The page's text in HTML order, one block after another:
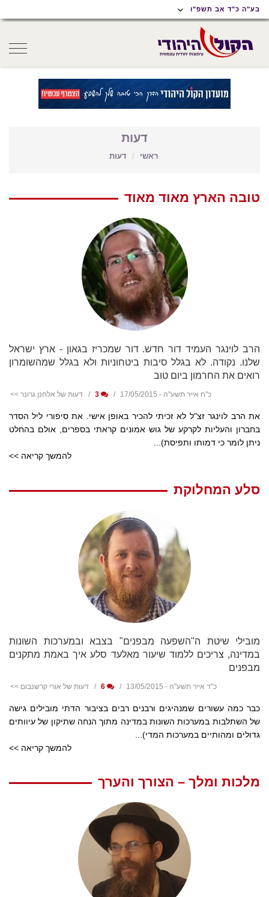
תפריט
נגישות
תפריט
ראשי
תוכן
ראשי
בע"ה כ"ד אב תשפ"ו
דעות
ראשי דעות
טובה הארץ מאוד מאוד
הרב לוינגר העמיד דור חדש. דור שמכריז בגאון - ארץ ישראל
שלנו. נקודה. לא בגלל סיבות ביטחוניות ולא בגלל שמהשומרון
רואים את החרמון ביום טוב
כ"ח אייר תשע"ה - 17/05/2015 דעות של אלחנן גרונר >>
את הרב לוינגר זצ"ל לא זכיתי להכיר באופן אישי. את סיפורי ליל הסדר
בחברון והעליות לקרקע של גוש אמונים קראתי בספרים, אולם בהחלט
ניתן לומר כי דמותו ותפיסת)...
להמשך קריאה >>
סלע המחלוקת
מובילי שיטת ה"השפעה מבפנים" בצבא ובמערכות השונות
במדינה, צריכים ללמוד שיעור מאלעד סלע איך באמת מתקנים
מבפנים
כ"ד אייר תשע"ה - 13/05/2015 דעות של אורי קרשנבום >>
כבר כמה עשורים שמנהיגים ורבנים רבים בציבור הדתי מובילים גישה
של השתלבות במערכות השונות במדינה מתוך הנחה שתיקון של עיוותים
גדולים ומהותיים במערכות המדי)...
להמשך קריאה >>
מלכות ומלך – הצורך והערך